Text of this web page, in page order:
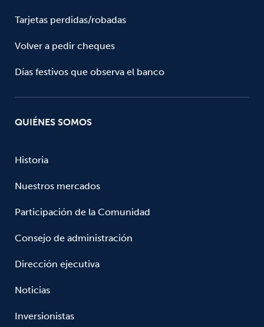
Tarjetas perdidas/robadas
Volver a pedir cheques
Días festivos que observa el banco
QUIÉNES SOMOS
Historia
Nuestros mercados
Participación de la Comunidad
Consejo de administración
Dirección ejecutiva
Noticias
Inversionistas